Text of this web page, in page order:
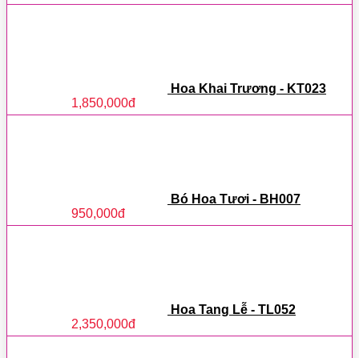
Hoa Khai Trương - KT023
1,850,000đ
Bó Hoa Tươi - BH007
950,000đ
Hoa Tang Lễ - TL052
2,350,000đ